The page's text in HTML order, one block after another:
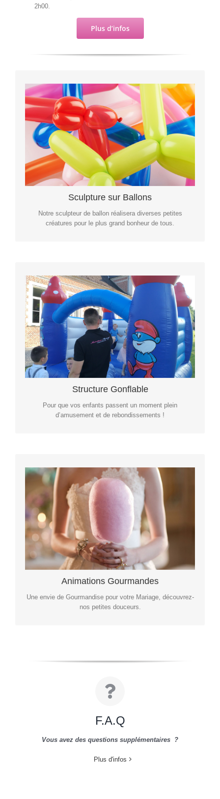
2h00.
Plus d’infos
Sculpture sur Ballons
Notre sculpteur de ballon réalisera diverses petites
créatures pour le plus grand bonheur de tous.
Sculpture sur Ballons
Plus d’infos
Structure Gonflable
Pour que vos enfants passent un moment plein
d’amusement et de rebondissements !
Structure Gonflable
Plus d’infos
Animations Gourmandes
Une envie de Gourmandise pour votre Mariage, découvrez-
nos petites douceurs.
Animations Gourmandes
Plus d’infos
F.A.Q
Vous avez des questions supplémentaires ?
Plus d'infos